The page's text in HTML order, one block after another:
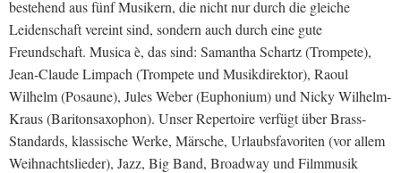
bestehend aus fünf Musikern, die nicht nur durch die gleiche
Leidenschaft vereint sind, sondern auch durch eine gute
Freundschaft. Musica è, das sind: Samantha Schartz (Trompete),
Jean-Claude Limpach (Trompete und Musikdirektor), Raoul
Wilhelm (Posaune), Jules Weber (Euphonium) und Nicky Wilhelm-
Kraus (Baritonsaxophon). Unser Repertoire verfügt über Brass-
Standards, klassische Werke, Märsche, Urlaubsfavoriten (vor allem
Weihnachtslieder), Jazz, Big Band, Broadway und Filmmusik